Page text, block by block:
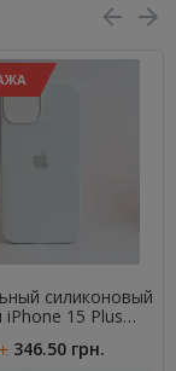
силиконовый
iPhone 15 Plus
346.50 грн.